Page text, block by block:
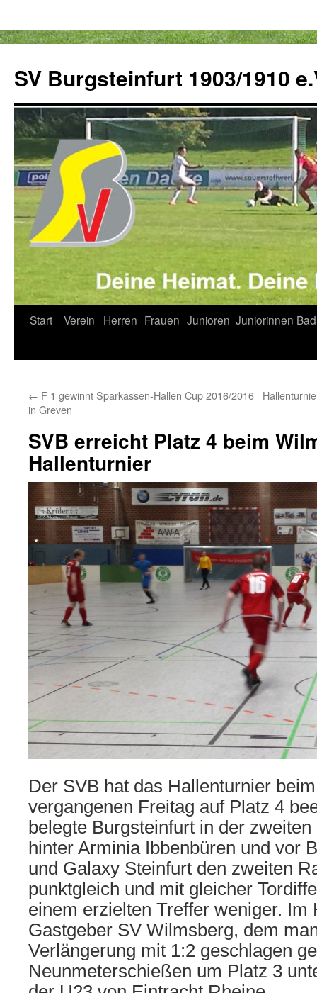
springen
SV Burgsteinfurt 1903/1910
Start Verein Herren Frauen Junioren Juniorinnen
← F 1 gewinnt Sparkassen-Hallen Cup 2016/2016
in Greven
SVB erreicht Platz 4 beim
Hallenturnier
Der SVB hat das Hallenturnier
vergangenen Freitag auf Platz 4
belegte Burgsteinfurt in der
hinter Arminia Ibbenbüren und vor
und Galaxy Steinfurt den zweiten
punktgleich und mit gleicher
einem erzielten Treffer weniger. Im
Gastgeber SV Wilmsberg, dem
Verlängerung mit 1:2 geschlagen
Neunmeterschießen um Platz 3